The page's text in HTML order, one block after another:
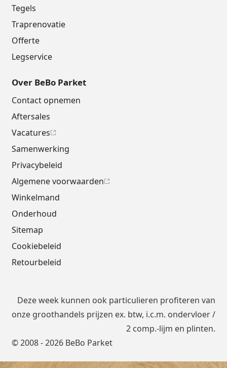
Tegels
Traprenovatie
Offerte
Legservice
Over BeBo Parket
Contact opnemen
Aftersales
Vacatures
Samenwerking
Privacybeleid
Algemene voorwaarden
Winkelmand
Onderhoud
Sitemap
Cookiebeleid
Retourbeleid
© 2008 - 2026 BeBo Parket
Deze week kunnen ook particulieren profiteren van
onze groothandels prijzen ex. btw, i.c.m. ondervloer/
2 comp.-lijm en plinten.